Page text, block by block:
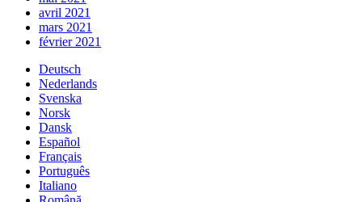
avril 2021
mars 2021
février 2021
Deutsch
Nederlands
Svenska
Norsk
Dansk
Español
Français
Português
Italiano